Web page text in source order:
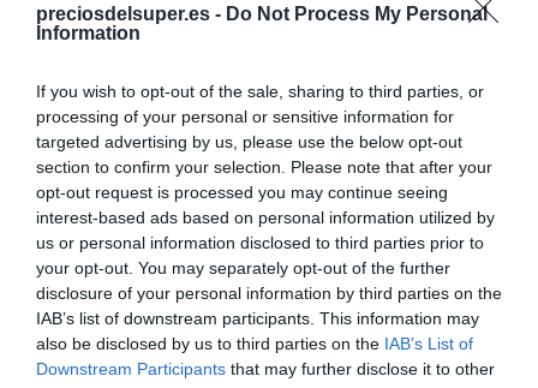
preciosdelsuper.es - Do Not Process My Personal
Information
If you wish to opt-out of the sale, sharing to third parties, or
processing of your personal or sensitive information for
targeted advertising by us, please use the below opt-out
section to confirm your selection. Please note that after your
opt-out request is processed you may continue seeing
interest-based ads based on personal information utilized by
us or personal information disclosed to third parties prior to
your opt-out. You may separately opt-out of the further
disclosure of your personal information by third parties on the
IAB’s list of downstream participants. This information may
also be disclosed by us to third parties on the IAB’s List of
Downstream Participants that may further disclose it to other
Tipo de producto: Lavar a maquinaConservación y
utilizaciónGracias a su fórmula reforzada, la
cápsula Excellence Super Paco elimina la grasa
más incrustada, asegura una vajilla brillante lavado
tras lavado y ayuda al cuidado de su máquina
lavavajillas. Eficaz incluso a bajas temperaturas, en
ciclos cortos y eco por su rápida disolución. No es
necesario retirar el film, cada cápsula está
protegida por una película hidrosoluble y